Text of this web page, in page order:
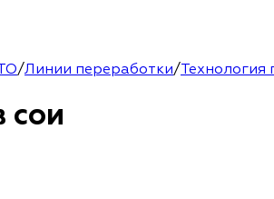
/Линии переработки/Технология
сои